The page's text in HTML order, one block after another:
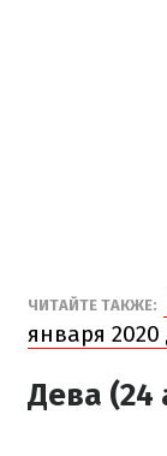
ЧИТАЙТЕ ТАКЖЕ:
января
Дева (24